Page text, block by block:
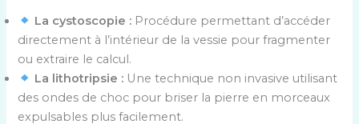
La cystoscopie : Procédure permettant d’accéder
directement à l’intérieur de la vessie pour fragmenter
ou extraire le calcul.
La lithotripsie : Une technique non invasive utilisant
des ondes de choc pour briser la pierre en morceaux
expulsables plus facilement.